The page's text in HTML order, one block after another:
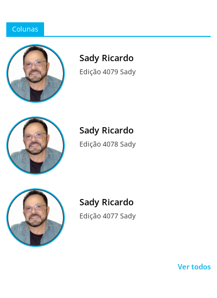
Colunas
Sady Ricardo
Edição 4079 Sady
Sady Ricardo
Edição 4078 Sady
Sady Ricardo
Edição 4077 Sady
Ver todos